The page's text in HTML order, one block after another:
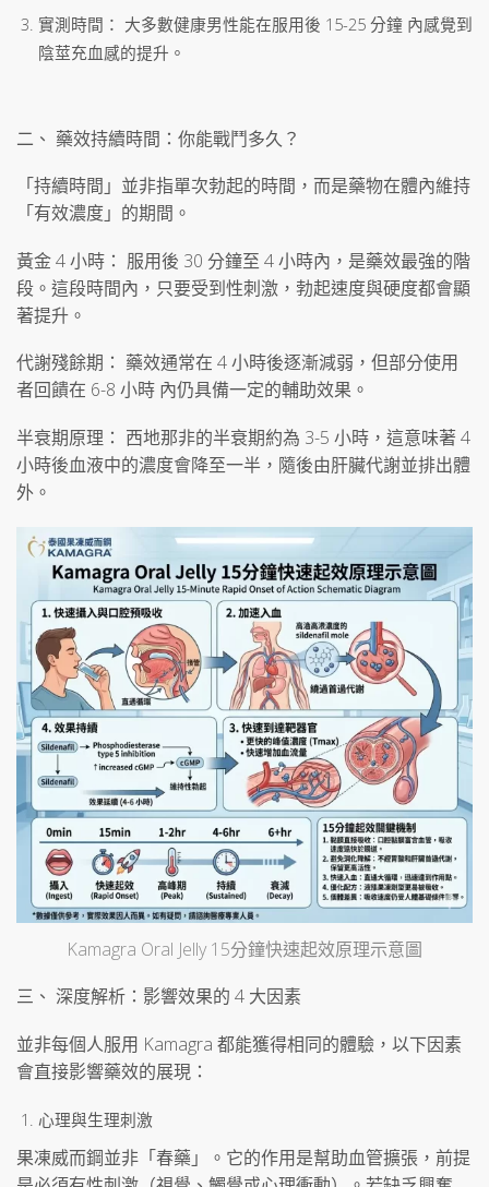
實測時間： 大多數健康男性能在服用後 15-25 分鐘 內感覺到
陰莖充血感的提升。
二、 藥效持續時間：你能戰鬥多久？
「持續時間」並非指單次勃起的時間，而是藥物在體內維持
「有效濃度」的期間。
黃金 4 小時： 服用後 30 分鐘至 4 小時內，是藥效最強的階
段。這段時間內，只要受到性刺激，勃起速度與硬度都會顯
著提升。
代謝殘餘期： 藥效通常在 4 小時後逐漸減弱，但部分使用
者回饋在 6-8 小時 內仍具備一定的輔助效果。
半衰期原理： 西地那非的半衰期約為 3-5 小時，這意味著 4
小時後血液中的濃度會降至一半，隨後由肝臟代謝並排出體
外。
Kamagra Oral Jelly 15分鐘快速起效原理示意圖
三、 深度解析：影響效果的 4 大因素
並非每個人服用 Kamagra 都能獲得相同的體驗，以下因素
會直接影響藥效的展現：
心理與生理刺激
果凍威而鋼並非「春藥」。它的作用是幫助血管擴張，前提